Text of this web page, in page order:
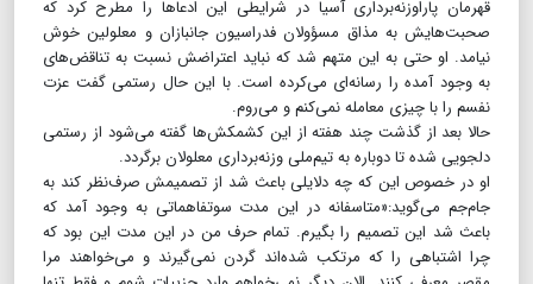
قهرمان پاراوزنه‌برداری آسیا در شرایطی این ادعاها را مطرح کرد که
صحبت‌هایش به مذاق مسؤولان فدراسیون جانبازان و معلولین خوش
نیامد. او حتی به این متهم شد که نباید اعتراضش نسبت به تناقض‌های
به وجود آمده را رسانه‌ای می‌کرده است. با این حال رستمی گفت عزت
نفسم را با چیزی معامله نمی‌کنم و می‌روم.
حالا بعد از گذشت چند هفته از این کشمکش‌ها گفته می‌شود از رستمی
دلجویی شده تا دوباره به تیم‌ملی وزنه‌برداری معلولان برگردد.
او در خصوص این که چه دلایلی باعث شد از تصمیمش صرف‌نظر کند به
جام‌جم می‌گوید:«متاسفانه در این مدت سوتفاهماتی به وجود آمد که
باعث شد این تصمیم را بگیرم. تمام حرف من در این مدت این بود که
چرا اشتباهی را که مرتکب شده‌اند گردن نمی‌گیرند و می‌خواهند مرا